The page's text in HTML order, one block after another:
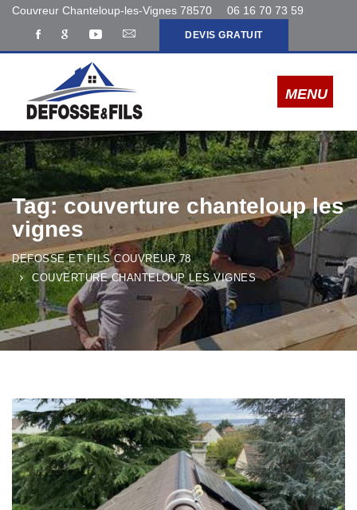
Couvreur Chanteloup-les-Vignes 78570 06 16 70 73 59
DEVIS GRATUIT
Tag: couverture chanteloup les
vignes
DEFOSSE ET FILS COUVREUR 78
COUVERTURE CHANTELOUP LES VIGNES